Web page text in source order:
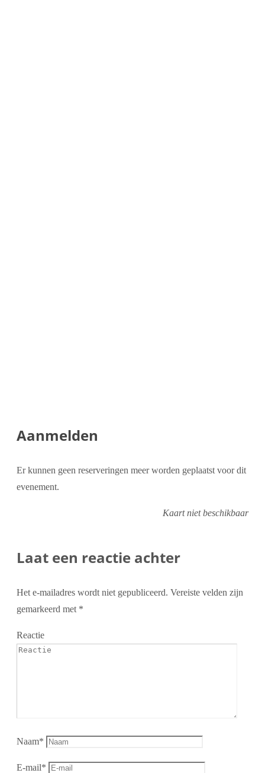
Aanmelden
Er kunnen geen reserveringen meer worden geplaatst voor dit
evenement.
Kaart niet beschikbaar
Laat een reactie achter
Het e-mailadres wordt niet gepubliceerd. Vereiste velden zijn
gemarkeerd met *
Reactie
Naam*
E-mail*